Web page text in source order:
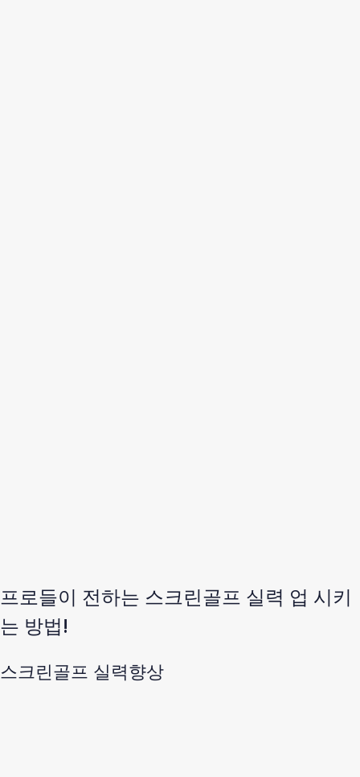
프로들이 전하는 스크린골프 실력 업 시키
는 방법!
스크린골프 실력향상